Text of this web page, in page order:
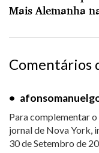
Mais Alemanha
Comentários
•
Para complementar
jornal de Nova York,
30 de Setembro de